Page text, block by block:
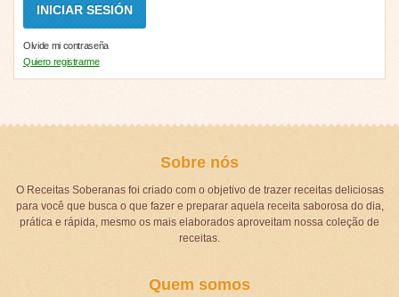
Olvide mi contraseña
Quiero registrarme
Sobre nós
O Receitas Soberanas foi criado com o objetivo de trazer receitas deliciosas
para você que busca o que fazer e preparar aquela receita saborosa do dia,
prática e rápida, mesmo os mais elaborados aproveitam nossa coleção de
receitas.
Quem somos